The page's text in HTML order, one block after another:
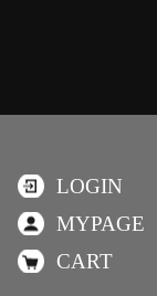
LOGIN
MYPAGE
CART